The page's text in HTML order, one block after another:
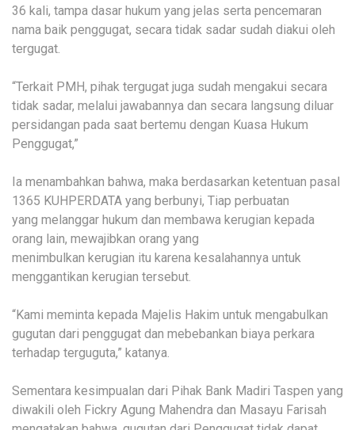
36 kali, tampa dasar hukum yang jelas serta pencemaran
nama baik penggugat, secara tidak sadar sudah diakui oleh
tergugat.
“Terkait PMH, pihak tergugat juga sudah mengakui secara
tidak sadar, melalui jawabannya dan secara langsung diluar
persidangan pada saat bertemu dengan Kuasa Hukum
Penggugat,”
Ia menambahkan bahwa, maka berdasarkan ketentuan pasal
1365 KUHPERDATA yang berbunyi, Tiap perbuatan
yang melanggar hukum dan membawa kerugian kepada
orang lain, mewajibkan orang yang
menimbulkan kerugian itu karena kesalahannya untuk
menggantikan kerugian tersebut.
“Kami meminta kepada Majelis Hakim untuk mengabulkan
gugutan dari penggugat dan mebebankan biaya perkara
terhadap terguguta,” katanya.
Sementara kesimpualan dari Pihak Bank Madiri Taspen yang
diwakili oleh Fickry Agung Mahendra dan Masayu Farisah